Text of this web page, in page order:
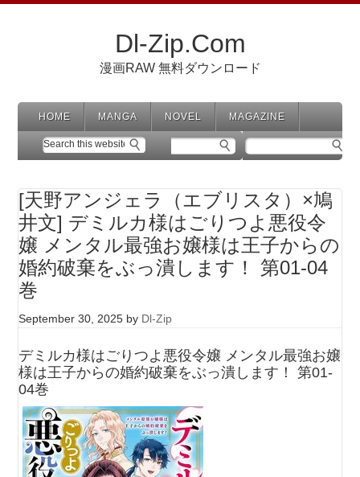
Dl-Zip.Com
漫画RAW 無料ダウンロード
HOME MANGA NOVEL MAGAZINE
[天野アンジェラ（エブリスタ）×鳩
井文] デミルカ様はごりつよ悪役令
嬢 メンタル最強お嬢様は王子からの
婚約破棄をぶっ潰します！ 第01-04
巻
September 30, 2025 by Dl-Zip
デミルカ様はごりつよ悪役令嬢 メンタル最強お嬢
様は王子からの婚約破棄をぶっ潰します！ 第01-
04巻